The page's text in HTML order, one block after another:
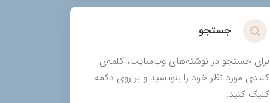
جستجو
برای جستجو در نوشته‌های وب‌سایت، کلمه‌ی
کلیدی مورد نظر خود را بنویسید و بر روی دکمه
کلیک کنید.